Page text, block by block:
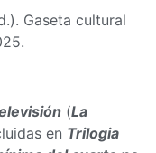
Gaseta cultural
(La
en Trilogia